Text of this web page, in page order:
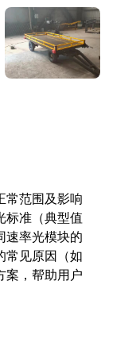
常范围及影响
标准（典型值
速率光模块的
常见原因（如
案，帮助用户